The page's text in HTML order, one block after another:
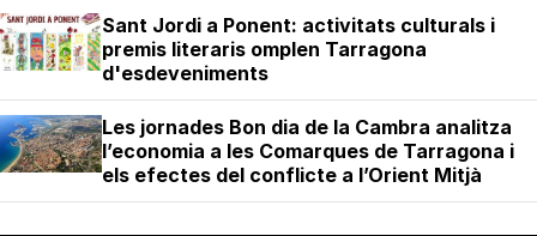
Sant Jordi a Ponent: activitats culturals i
premis literaris omplen Tarragona
d'esdeveniments
Les jornades Bon dia de la Cambra analitza
l’economia a les Comarques de Tarragona i
els efectes del conflicte a l’Orient Mitjà